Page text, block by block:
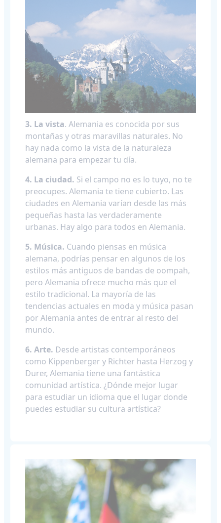
3. La vista. Alemania es conocida por sus
montañas y otras maravillas naturales. No
hay nada como la vista de la naturaleza
alemana para empezar tu día.
4. La ciudad. Si el campo no es lo tuyo, no te
preocupes. Alemania te tiene cubierto. Las
ciudades en Alemania varían desde las más
pequeñas hasta las verdaderamente
urbanas. Hay algo para todos en Alemania.
5. Música. Cuando piensas en música
alemana, podrías pensar en algunos de los
estilos más antiguos de bandas de oompah,
pero Alemania ofrece mucho más que el
estilo tradicional. La mayoría de las
tendencias actuales en moda y música pasan
por Alemania antes de entrar al resto del
mundo.
6. Arte. Desde artistas contemporáneos
como Kippenberger y Richter hasta Herzog y
Durer, Alemania tiene una fantástica
comunidad artística. ¿Dónde mejor lugar
para estudiar un idioma que el lugar donde
puedes estudiar su cultura artística?